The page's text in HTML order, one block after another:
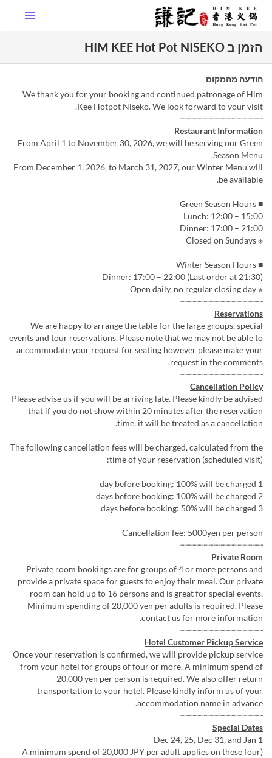
הזמן ב HIM KEE Hot Pot NISEKO
הודעה מהמקום
We thank you for your booking and continued patronage of Him
Kee Hotpot Niseko. We look forward to your visit.
┈┈┈┈┈┈┈┈┈┈┈┈┈┈┈┈┈
Restaurant Information
From April 1 to November 30, 2026, we will be serving our Green
Season Menu.
From December 1, 2026, to March 31, 2027, our Winter Menu will
be available.
■ Green Season Hours
Lunch: 12:00 – 15:00
Dinner: 17:00 – 21:00
※ Closed on Sundays
■ Winter Season Hours
Dinner: 17:00 – 22:00 (Last order at 21:30)
※ Open daily, no regular closing day
┈┈┈┈┈┈┈┈┈┈┈┈┈┈┈┈┈
Reservations
We are happy to arrange the table for the large groups, special
events and tour reservations. Please note that we may not be able to
accommodate your request for seating however please make your
request in the comments.
┈┈┈┈┈┈┈┈┈┈┈┈┈┈┈┈┈
Cancellation Policy
Please advise us if you will be arriving late. Please kindly be advised
that if you do not show within 20 minutes after the reservation
time, it will be treated as a cancellation.
The following cancellation fees will be charged, calculated from the
time of your reservation (scheduled visit):
1 day before booking: 100% will be charged
2 days before booking: 100% will be charged
3 days before booking: 50% will be charged
Cancellation fee: 5000yen per person
┈┈┈┈┈┈┈┈┈┈┈┈┈┈┈┈┈
Private Room
Private room bookings are for groups of 4 or more persons and
provide a private space for guests to enjoy their meal. Our private
room can hold up to 16 persons and is great for special events.
Minimum spending of 20,000 yen per adults is required. Please
contact us for more information.
┈┈┈┈┈┈┈┈┈┈┈┈┈┈┈┈┈
Hotel Customer Pickup Service
Once your reservation is confirmed, we will provide pickup service
from your hotel for groups of four or more. A minimum spend of
20,000 yen per person is required. We also offer return
transportation to your hotel. Please kindly inform us of your
accommodation name in advance.
┈┈┈┈┈┈┈┈┈┈┈┈┈┈┈┈┈
Special Dates
Dec 24, 25, Dec 31, and Jan 1
(A minimum spend of 20,000 JPY per adult applies on these four